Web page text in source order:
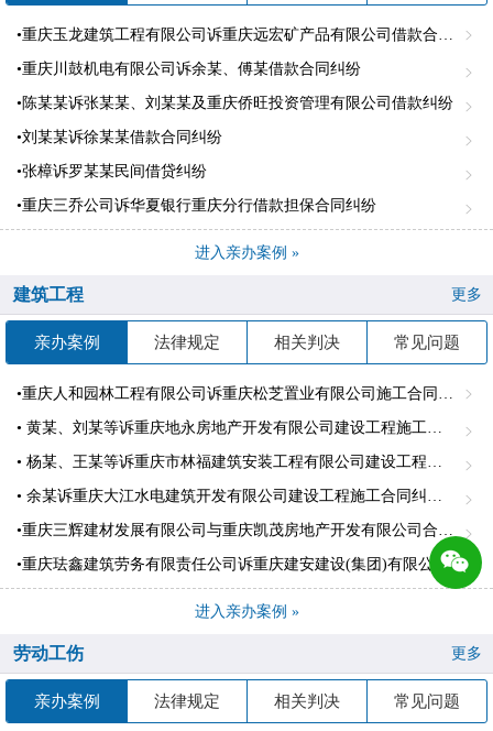
•重庆玉龙建筑工程有限公司诉重庆远宏矿产品有限公司借款合同纠纷
•重庆川鼓机电有限公司诉余某、傅某借款合同纠纷
•陈某某诉张某某、刘某某及重庆侨旺投资管理有限公司借款纠纷
•刘某某诉徐某某借款合同纠纷
•张樟诉罗某某民间借贷纠纷
•重庆三乔公司诉华夏银行重庆分行借款担保合同纠纷
进入亲办案例 »
建筑工程 更多
亲办案例 法律规定 相关判决 常见问题
•重庆人和园林工程有限公司诉重庆松芝置业有限公司施工合同纠纷
• 黄某、刘某等诉重庆地永房地产开发有限公司建设工程施工合同纠纷案
• 杨某、王某等诉重庆市林福建筑安装工程有限公司建设工程施工合同纠纷案
• 余某诉重庆大江水电建筑开发有限公司建设工程施工合同纠纷案
•重庆三辉建材发展有限公司与重庆凯茂房地产开发有限公司合同纠纷，代理原告重庆三辉建材发展有限公司
•重庆珐鑫建筑劳务有限责任公司诉重庆建安建设(集团)有限公司建设工程施工合同纠纷
进入亲办案例 »
劳动工伤 更多
亲办案例 法律规定 相关判决 常见问题